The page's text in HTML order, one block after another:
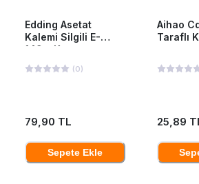
Edding Asetat
Kalemi Silgili E-
149m Kırmızı
(0)
79,90 TL
Sepete Ekle
Aihao
Taraflı
25,89